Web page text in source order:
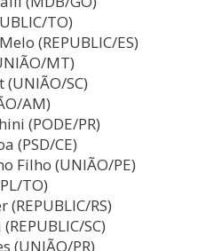
TO)
(REPUBLIC/ES)
MT)
(UNIÃO/SC)
AM)
(PODE/PR)
(PSD/CE)
Filho (UNIÃO/PE)
TO)
RS)
SC)
(UNIÃO/PR)